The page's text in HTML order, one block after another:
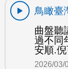
鳥瞰臺
曲盤聽
過不同
安順.
2026/03/